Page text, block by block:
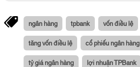
ngân hàng tpbank vốn điều lệ
tăng vốn điều lệ cổ phiếu ngân hàng
tỷ giá ngân hàng lợi nhuận TPBank